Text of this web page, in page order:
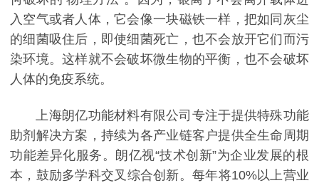
入空气或者人体，它会像一块磁铁一样，把如同灰尘
的细菌吸住后，即使细菌死亡，也不会放开它们而污
染环境。这样就不会破坏微生物的平衡，也不会破坏
人体的免疫系统。
上海朗亿功能材料有限公司专注于提供特殊功能
助剂解决方案，持续为各产业链客户提供全生命周期
功能差异化服务。朗亿视“技术创新”为企业发展的根
本，鼓励多学科交叉综合创新。每年将10%以上营业